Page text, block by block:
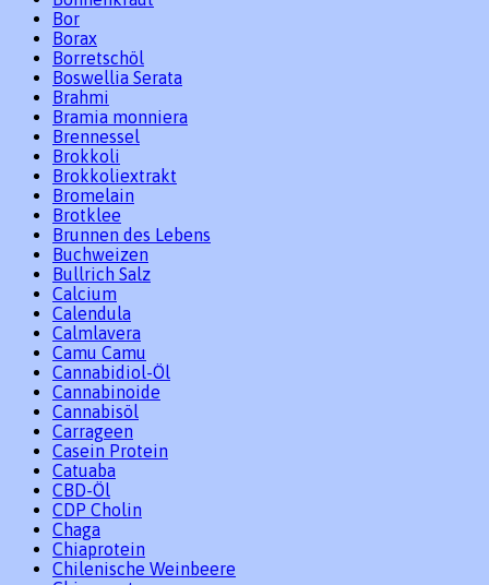
Bor
Borax
Borretschöl
Boswellia Serata
Brahmi
Bramia monniera
Brennessel
Brokkoli
Brokkoliextrakt
Bromelain
Brotklee
Brunnen des Lebens
Buchweizen
Bullrich Salz
Calcium
Calendula
Calmlavera
Camu Camu
Cannabidiol-Öl
Cannabinoide
Cannabisöl
Carrageen
Casein Protein
Catuaba
CBD-Öl
CDP Cholin
Chaga
Chiaprotein
Chilenische Weinbeere